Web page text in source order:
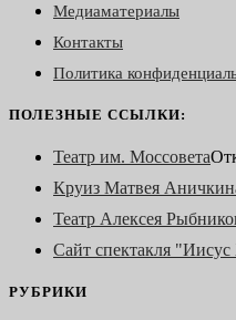
Медиаматериалы
Контакты
Политика
ПОЛЕЗНЫЕ ССЫЛКИ:
Театр им. Моссовета
Круиз Матвея
Театр Алексея
Сайт спектакля "Иисус
РУБРИКИ